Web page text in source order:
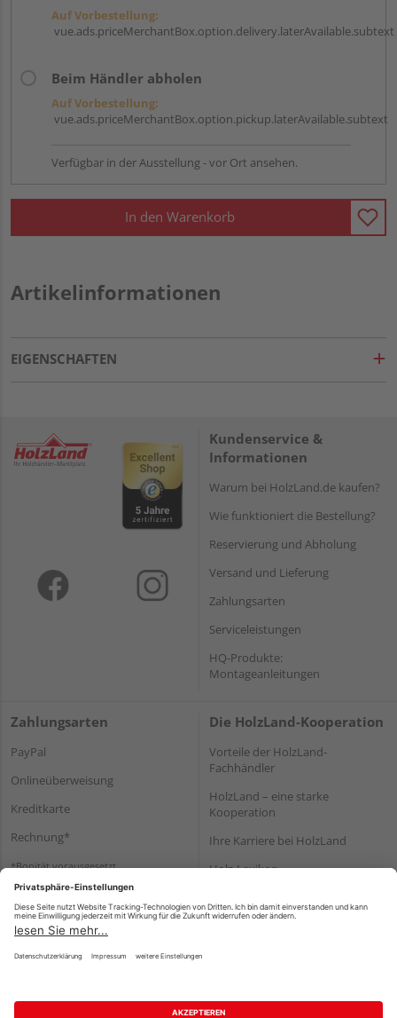
Auf Vorbestellung:
vue.ads.priceMerchantBox.option.delivery.laterAvailable.subtext
Beim Händler abholen
Auf Vorbestellung:
vue.ads.priceMerchantBox.option.pickup.laterAvailable.subtext
Verfügbar in der Ausstellung - vor Ort ansehen.
In den Warenkorb
Artikelinformationen
EIGENSCHAFTEN
Kundenservice &
Informationen
Warum bei HolzLand.de kaufen?
Wie funktioniert die Bestellung?
Reservierung und Abholung
Versand und Lieferung
Zahlungsarten
Serviceleistungen
HQ-Produkte:
Montageanleitungen
Zahlungsarten
PayPal
Onlineüberweisung
Kreditkarte
Rechnung*
*Bonität vorausgesetzt
Die HolzLand-Kooperation
Vorteile der HolzLand-
Fachhändler
HolzLand – eine starke
Kooperation
Ihre Karriere bei HolzLand
Holz-Lexikon
Impressum Datenschutz Nutzungsbedingungen